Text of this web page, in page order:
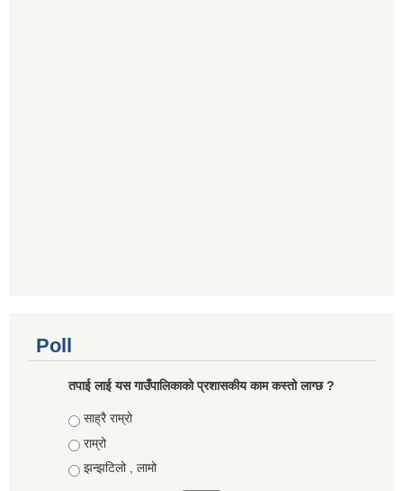
Poll
तपाई लाई यस गाउँपालिकाको प्रशासकीय काम कस्तो लाग्छ ?
Choices
साह्रै राम्रो
राम्रो
झन्झटिलो , लामो